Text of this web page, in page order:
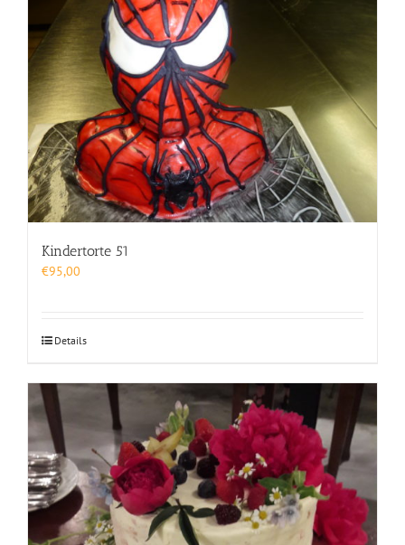
Kindertorte 51
€95,00
Details